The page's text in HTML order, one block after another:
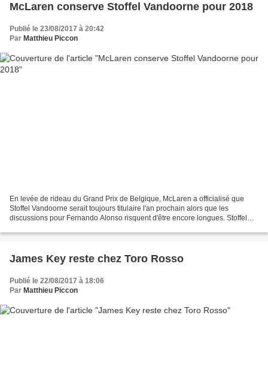
McLaren conserve Stoffel Vandoorne pour 2018
Publié le 23/08/2017 à 20:42
Par Matthieu Piccon
En levée de rideau du Grand Prix de Belgique, McLaren a officialisé que
Stoffel Vandoorne serait toujours titulaire l'an prochain alors que les
discussions pour Fernando Alonso risquent d'être encore longues. Stoffel
James Key reste chez Toro Rosso
Publié le 22/08/2017 à 18:06
Par Matthieu Piccon